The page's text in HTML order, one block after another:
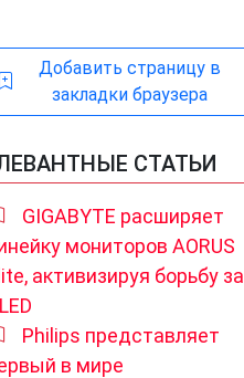
Добавить страницу в
закладки браузера
СТАТЬИ
GIGABYTE расширяет
мониторов AORUS
активизируя борьбу за
Philips представляет
в мире